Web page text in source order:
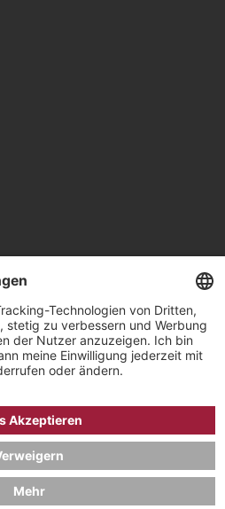
GmbH / Watchandco GmbH
COOKIE-EINSTELLUNGEN